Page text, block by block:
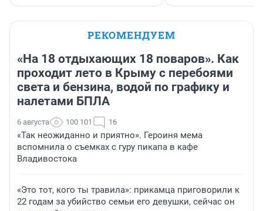
РЕКОМЕНДУЕМ
«На 18 отдыхающих 18 поваров». Как
проходит лето в Крыму с перебоями
света и бензина, водой по графику и
налетами БПЛА
6 августа 100 101 16
«Так неожиданно и приятно». Героиня мема
вспомнила о съемках с гуру пикапа в кафе
Владивостока
«Это тот, кого ты травила»: прикамца приговорили к
22 годам за убийство семьи его девушки, сейчас он